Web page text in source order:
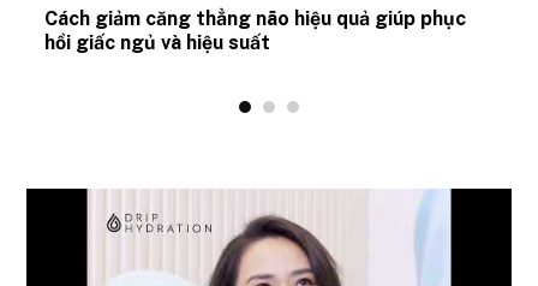
Cách giảm căng thẳng não hiệu quả giúp phục
hồi giấc ngủ và hiệu suất